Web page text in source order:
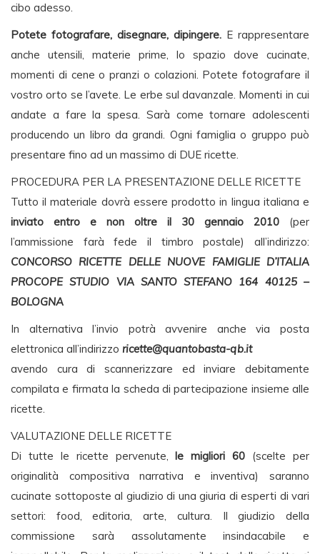
cibo adesso.
Potete fotografare, disegnare, dipingere. E rappresentare
anche utensili, materie prime, lo spazio dove cucinate,
momenti di cene o pranzi o colazioni. Potete fotografare il
vostro orto se l’avete. Le erbe sul davanzale. Momenti in cui
andate a fare la spesa. Sarà come tornare adolescenti
producendo un libro da grandi. Ogni famiglia o gruppo può
presentare fino ad un massimo di DUE ricette.
PROCEDURA PER LA PRESENTAZIONE DELLE RICETTE
Tutto il materiale dovrà essere prodotto in lingua italiana e
inviato entro e non oltre il 30 gennaio 2010 (per
l’ammissione farà fede il timbro postale) all’indirizzo:
CONCORSO RICETTE DELLE NUOVE FAMIGLIE D’ITALIA
PROCOPE STUDIO VIA SANTO STEFANO 164 40125 –
BOLOGNA
In alternativa l’invio potrà avvenire anche via posta
elettronica all’indirizzo ricette@quantobasta-qb.it
avendo cura di scannerizzare ed inviare debitamente
compilata e firmata la scheda di partecipazione insieme alle
ricette.
VALUTAZIONE DELLE RICETTE
Di tutte le ricette pervenute,le migliori 60 (scelte per
originalità compositiva narrativa e inventiva) saranno
cucinate sottoposte al giudizio di una giuria di esperti di vari
settori: food, editoria, arte, cultura. Il giudizio della
commissione sarà assolutamente insindacabile e